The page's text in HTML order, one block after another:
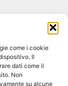
come i cookie
Il
dati come il
Non
su alcune